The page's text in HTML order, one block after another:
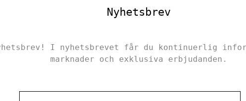
Nyhetsbrev
I nyhetsbrevet får du kontinuerlig
marknader och exklusiva erbjudanden.